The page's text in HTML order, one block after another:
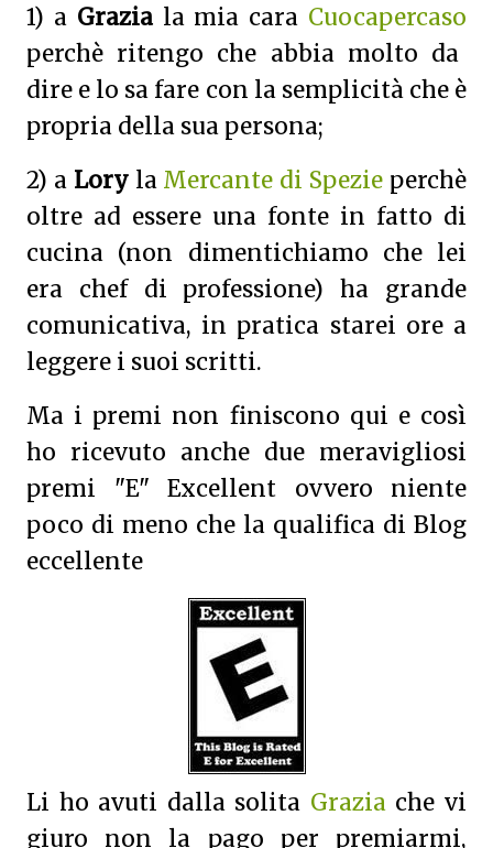
1) a Graziala mia cara Cuocapercaso
perchè ritengo che abbia molto da
dire e lo sa fare con la semplicità che è
propria della sua persona;
2) a Lory la Mercante di Spezie perchè
oltre ad essere una fonte in fatto di
cucina (non dimentichiamo che lei
era chef di professione) ha grande
comunicativa, in pratica starei ore a
leggere i suoi scritti.
Ma i premi non finiscono qui e così
ho ricevuto anche due meravigliosi
premi "E" Excellent ovvero niente
poco di meno che la qualifica di Blog
eccellente
Li ho avuti dalla solita Graziache vi
giuro non la pago per premiarmi,